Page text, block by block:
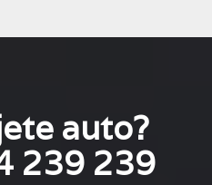
auto?
239 239